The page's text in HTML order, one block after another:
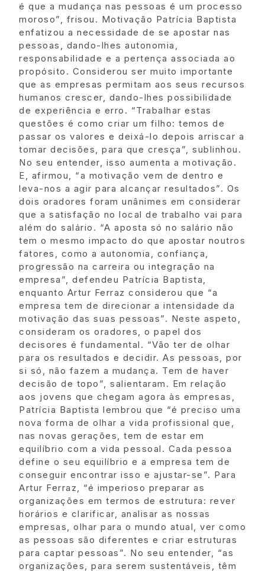
é que a mudança nas pessoas é um processo
moroso”, frisou. Motivação Patrícia Baptista
enfatizou a necessidade de se apostar nas
pessoas, dando-lhes autonomia,
responsabilidade e a pertença associada ao
propósito. Considerou ser muito importante
que as empresas permitam aos seus recursos
humanos crescer, dando-lhes possibilidade
de experiência e erro. “Trabalhar estas
questões é como criar um filho: temos de
passar os valores e deixá-lo depois arriscar a
tomar decisões, para que cresça”, sublinhou.
No seu entender, isso aumenta a motivação.
E, afirmou, “a motivação vem de dentro e
leva-nos a agir para alcançar resultados”. Os
dois oradores foram unânimes em considerar
que a satisfação no local de trabalho vai para
além do salário. “A aposta só no salário não
tem o mesmo impacto do que apostar noutros
fatores, como a autonomia, confiança,
progressão na carreira ou integração na
empresa”, defendeu Patrícia Baptista,
enquanto Artur Ferraz considerou que “a
empresa tem de direcionar a intensidade da
motivação das suas pessoas”. Neste aspeto,
consideram os oradores, o papel dos
decisores é fundamental. “Vão ter de olhar
para os resultados e decidir. As pessoas, por
si só, não fazem a mudança. Tem de haver
decisão de topo”, salientaram. Em relação
aos jovens que chegam agora às empresas,
Patrícia Baptista lembrou que “é preciso uma
nova forma de olhar a vida profissional que,
nas novas gerações, tem de estar em
equilíbrio com a vida pessoal. Cada pessoa
define o seu equilíbrio e a empresa tem de
conseguir encontrar isso e ajustar-se”. Para
Artur Ferraz, “é imperioso preparar as
organizações em termos de estrutura: rever
horários e clarificar, analisar as nossas
empresas, olhar para o mundo atual, ver como
as pessoas são diferentes e criar estruturas
para captar pessoas”. No seu entender, “as
organizações, para serem sustentáveis, têm